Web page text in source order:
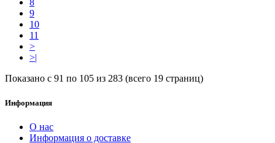
8
9
10
11
>
>|
Показано с 91 по 105 из 283 (всего 19 страниц)
Информация
О нас
Информация о доставке